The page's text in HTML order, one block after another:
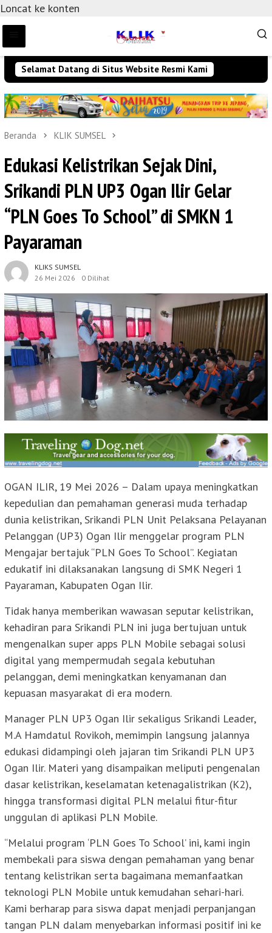
Loncat ke konten
Selamat Datang di Situs Website Resmi Kami
Beranda KLIK SUMSEL
Edukasi Kelistrikan Sejak Dini,
Srikandi PLN UP3 Ogan Ilir Gelar
“PLN Goes To School” di SMKN 1
Payaraman
KLIKS SUMSEL
26 Mei 2026
0 Dilihat
OGAN ILIR, 19 Mei 2026 – Dalam upaya meningkatkan
kepedulian dan pemahaman generasi muda terhadap
dunia kelistrikan, Srikandi PLN Unit Pelaksana Pelayanan
Pelanggan (UP3) Ogan Ilir menggelar program PLN
Mengajar bertajuk “PLN Goes To School”. Kegiatan
edukatif ini dilaksanakan langsung di SMK Negeri 1
Payaraman, Kabupaten Ogan Ilir.
Tidak hanya memberikan wawasan seputar kelistrikan,
kehadiran para Srikandi PLN ini juga bertujuan untuk
mengenalkan super apps PLN Mobile sebagai solusi
digital yang mempermudah segala kebutuhan
pelanggan, demi meningkatkan kenyamanan dan
kepuasan masyarakat di era modern.
Manager PLN UP3 Ogan Ilir sekaligus Srikandi Leader,
M.A Hamdatul Rovikoh, memimpin langsung jalannya
edukasi didampingi oleh jajaran tim Srikandi PLN UP3
Ogan Ilir. Materi yang disampaikan meliputi pengenalan
dasar kelistrikan, keselamatan ketenagalistrikan (K2),
hingga transformasi digital PLN melalui fitur-fitur
unggulan di aplikasi PLN Mobile.
“Melalui program ‘PLN Goes To School’ ini, kami ingin
membekali para siswa dengan pemahaman yang benar
tentang kelistrikan serta bagaimana memanfaatkan
teknologi PLN Mobile untuk kemudahan sehari-hari.
Kami berharap para siswa dapat menjadi perpanjangan
tangan PLN dalam menyebarkan informasi positif ini ke